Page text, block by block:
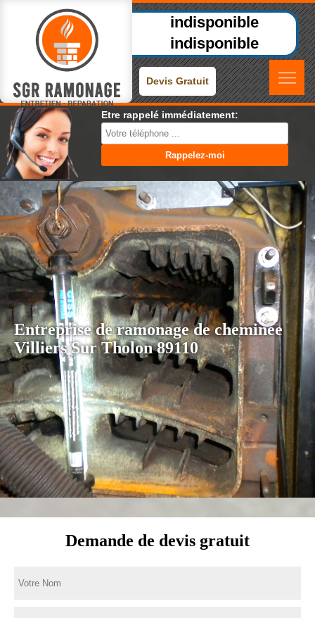
indisponible
indisponible
Devis Gratuit
Etre rappelé immédiatement:
Entreprise de ramonage de cheminée
Villiers Sur Tholon 89110
Demande de devis gratuit